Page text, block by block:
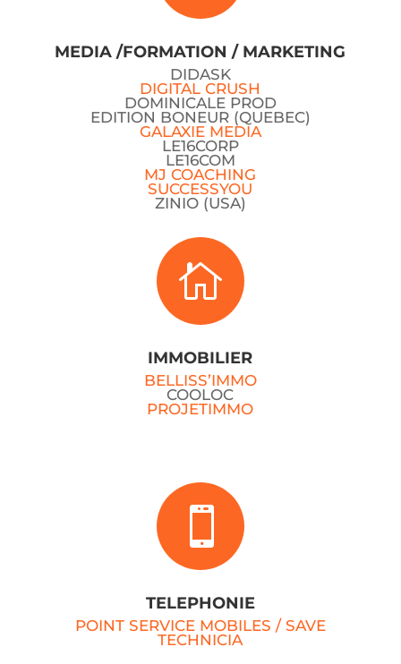
MEDIA /FORMATION / MARKETING
DIDASK
DIGITAL CRUSH
DOMINICALE PROD
EDITION BONEUR (QUEBEC)
GALAXIE MEDIA
LE16CORP
LE16COM
MJ COACHING
SUCCESSYOU
ZINIO (USA)

IMMOBILIER
BELLISS’IMMO
COOLOC
PROJETIMMO

TELEPHONIE
POINT SERVICE MOBILES / SAVE
TECHNICIA